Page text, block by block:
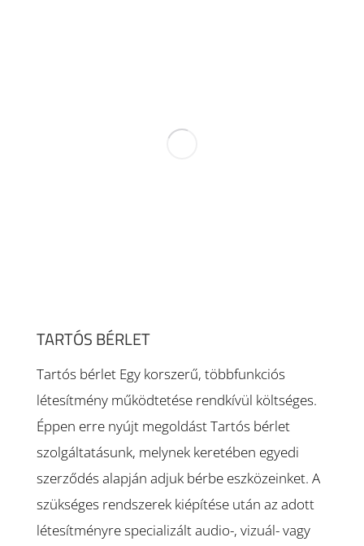
TARTÓS BÉRLET
Tartós bérlet Egy korszerű, többfunkciós
létesítmény működtetése rendkívül költséges.
Éppen erre nyújt megoldást Tartós bérlet
szolgáltatásunk, melynek keretében egyedi
szerződés alapján adjuk bérbe eszközeinket. A
szükséges rendszerek kiépítése után az adott
létesítményre specializált audio-, vizuál- vagy